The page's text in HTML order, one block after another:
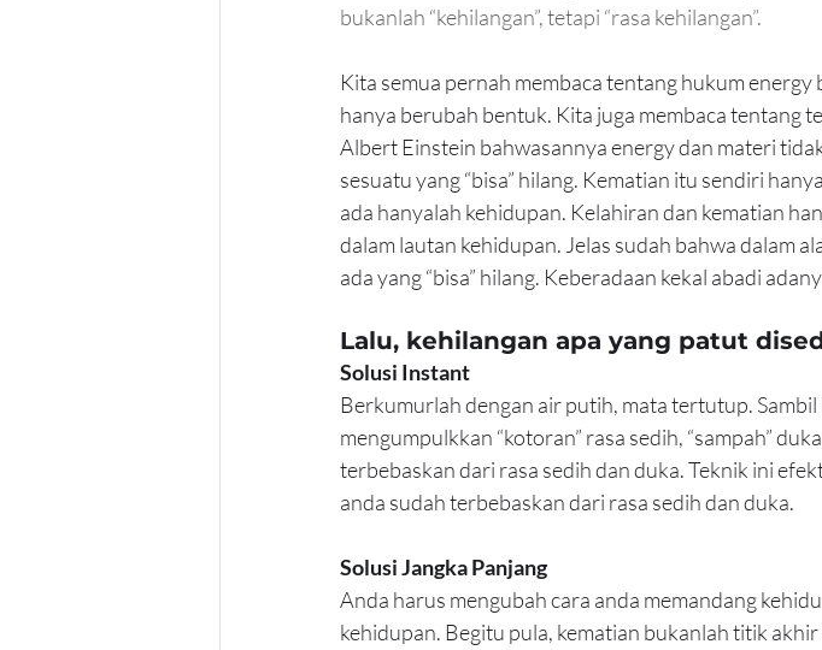
bukanlah “kehilangan”, tetapi “rasa kehilangan”.
Kita semua pernah membaca tentang hukum
hanya berubah bentuk. Kita juga membaca tentang
Albert Einstein bahwasannya energy dan materi
sesuatu yang “bisa” hilang. Kematian itu sendiri
ada hanyalah kehidupan. Kelahiran dan kematian
dalam lautan kehidupan. Jelas sudah bahwa dalam
ada yang “bisa” hilang. Keberadaan kekal abadi
Lalu, kehilangan apa yang patut
Solusi Instant
Berkumurlah dengan air putih, mata tertutup.
mengumpulkkan “kotoran” rasa sedih, “sampah”
terbebaskan dari rasa sedih dan duka. Teknik ini
anda sudah terbebaskan dari rasa sedih dan duka.
Solusi Jangka Panjang
Anda harus mengubah cara anda memandang
kehidupan. Begitu pula, kematian bukanlah titik